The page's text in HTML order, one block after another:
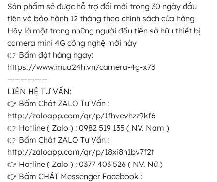
Sản phẩm sẽ được hỗ trợ đổi mới trong 30 ngày đầu
tiên và bảo hành 12 tháng theo chính sách cửa hàng
Hãy là một trong những người đầu tiên sở hữu thiết bị
camera mini 4G công nghệ mới này
👉 Bấm đặt hàng ngay:
https://www.mua24h.vn/camera-4g-x73
——————
LIÊN HỆ TƯ VẤN:
👉 Bấm Chát ZALO Tư Vấn :
http://zaloapp.com/qr/p/1fhvevhzz9kf6
👉 Hotline ( Zalo ) : 0982 519 135 ( NV. Nam )
👉 Bấm Chát ZALO Tư Vấn :
http://zaloapp.com/qr/p/18xi8h1bv7f2t
👉 Hotline ( Zalo ) : 0377 403 526 ( NV. Nữ )
👉 Bấm CHÁT Messenger Facebook :